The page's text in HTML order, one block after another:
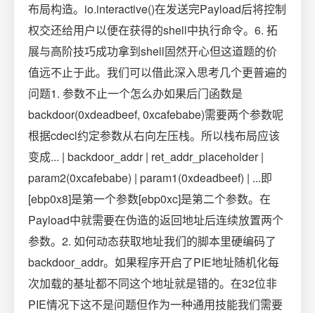
布局构造。io.interactive()在发送完Payload后将控制
权交还给用户以便在获得的shell中执行命令。6. 拓
展与高阶技巧成功拿到shell固然开心但这道题的价
值远不止于此。我们可以借此深入思考几个更普遍的
问题1. 参数不止一个怎么办如果后门函数是
backdoor(0xdeadbeef, 0xcafebabe)需要两个参数呢
根据cdecl约定参数从右向左压栈。所以栈布局应该
变成... | backdoor_addr | ret_addr_placeholder |
param2(0xcafebabe) | param1(0xdeadbeef) | ...即
[ebp0x8]是第一个参数[ebp0xc]是第二个参数。在
Payload中就需要在伪造的返回地址后连续放置两个
参数。2. 如何动态获取地址我们的脚本里硬编码了
backdoor_addr。如果程序开启了PIE地址随机化每
次加载的基址都不同这个地址就是错的。在32位非
PIE情况下这不是问题但作为一种通用技能我们需要